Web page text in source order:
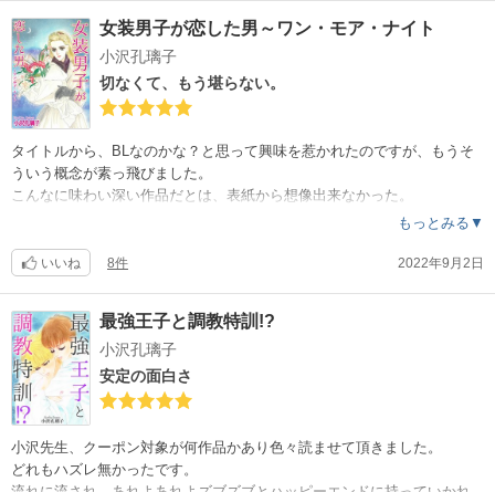
このレビューで小沢先生に、大好きとありがとうが届くと嬉しいです。
女装男子が恋した男～ワン・モア・ナイト
小沢孔璃子
切なくて、もう堪らない。
タイトルから、BLなのかな？と思って興味を惹かれたのですが、もうそ
ういう概念が素っ飛びました。
こんなに味わい深い作品だとは、表紙から想像出来なかった。
色気があって、切なくて。
恋は愛より前にあるような気がしていたけれど、
そうじゃないなと感じました。
月夜と恋の、切なくて優しい作品です。
もっとみる▼
いいね 8件 2022年9月2日
最強王子と調教特訓!?
小沢孔璃子
安定の面白さ
小沢先生、クーポン対象が何作品かあり色々読ませて頂きました。
どれもハズレ無かったです。